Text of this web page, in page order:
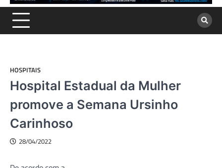
HOSPITAIS
Hospital Estadual da Mulher
promove a Semana Ursinho
Carinhoso
28/04/2022